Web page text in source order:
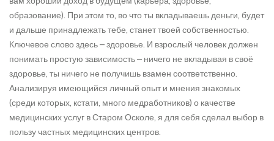
образование). При этом то, во что ты вкладываешь деньги, будет
и дальше принадлежать тебе, станет твоей собственностью.
Ключевое слово здесь – здоровье. И взрослый человек должен
понимать простую зависимость – ничего не вкладывая в своё
здоровье, ты ничего не получишь взамен соответственно.
Анализируя имеющийся личный опыт и мнения знакомых
(среди которых, кстати, много медработников) о качестве
медицинских услуг в Старом Осколе, я для себя сделал выбор в
пользу частных медицинских центров.